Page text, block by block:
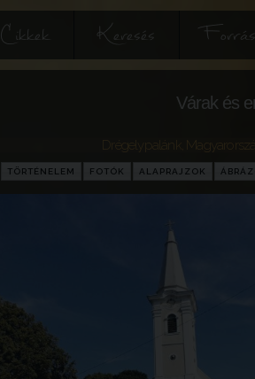
Cikkek Keresés
Várak és
Drégelypalánk
TÖRTÉNELEM FOTÓK ALAPRAJZOK